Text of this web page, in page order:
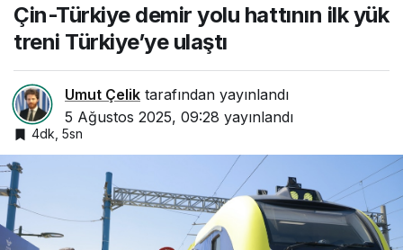
Türkiye’ye ulaştı
Çin-Türkiye demir yolu hattının ilk yük
treni Türkiye’ye ulaştı
Umut Çelik tarafından yayınlandı
5 Ağustos 2025, 09:28 yayınlandı
4dk, 5sn